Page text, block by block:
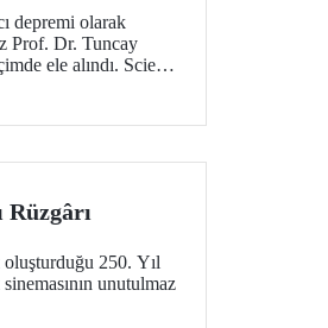
depremi olarak
Prof. Dr. Tuncay
ele alındı. Science
bulgular
Rüzgârı
250. Yıl
unutulmaz